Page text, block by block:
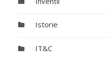
Istorie
IT&C